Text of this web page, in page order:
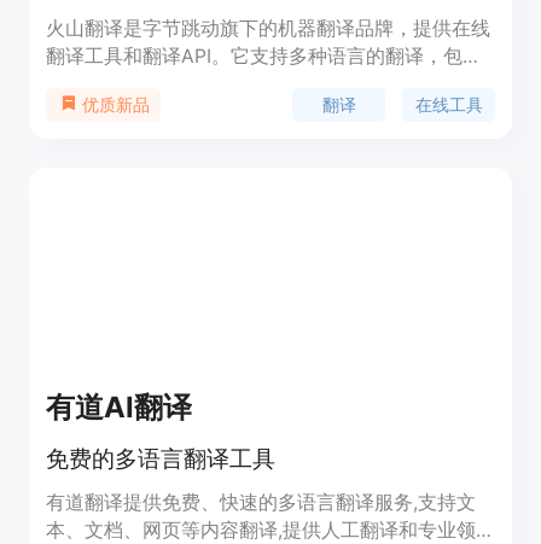
火山翻译是字节跳动旗下的机器翻译品牌，提供在线
翻译工具和翻译API。它支持多种语言的翻译，包括
用工具多合一、图片翻译、语音同传等功能。用户可
优质新品 翻译 在线工具
有道AI翻译
免费的多语言翻译工具
有道翻译提供免费、快速的多语言翻译服务,支持文
本、文档、网页等内容翻译,提供人工翻译和专业领